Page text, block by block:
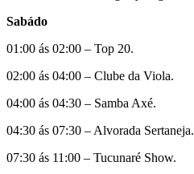
Sabádo
01:00 ás 02:00 – Top 20.
02:00 ás 04:00 – Clube da Viola.
04:00 ás 04:30 – Samba Axé.
04:30 ás 07:30 – Alvorada Sertaneja.
07:30 ás 11:00 – Tucunaré Show.